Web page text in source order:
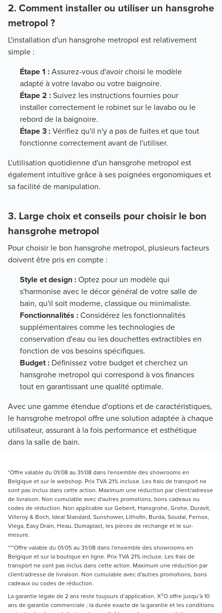
2. Comment installer ou utiliser un hansgrohe
metropol ?
L'installation d'un hansgrohe metropol est relativement
simple :
Étape 1 :Assurez-vous d'avoir choisi le modèle
adapté à votre lavabo ou votre baignoire.
Étape 2 :Suivez les instructions fournies pour
installer correctement le robinet sur le lavabo ou le
rebord de la baignoire.
Étape 3 :Vérifiez qu'il n'y a pas de fuites et que tout
fonctionne correctement avant de l'utiliser.
L'utilisation quotidienne d'un hansgrohe metropol est
également intuitive grâce à ses poignées ergonomiques et
sa facilité de manipulation.
3. Large choix et conseils pour choisir le bon
hansgrohe metropol
Pour choisir le bon hansgrohe metropol, plusieurs facteurs
doivent être pris en compte :
Style et design :Optez pour un modèle qui
s'harmonise avec le décor général de votre salle de
bain, qu'il soit moderne, classique ou minimaliste.
Fonctionnalités :Considérez les fonctionnalités
supplémentaires comme les technologies de
conservation d'eau ou les douchettes extractibles en
fonction de vos besoins spécifiques.
Budget : Définissez votre budget et cherchez un
hansgrohe metropol qui correspond à vos finances
tout en garantissant une qualité optimale.
Avec une gamme étendue d'options et de caractéristiques,
le hansgrohe metropol offre une solution adaptée à chaque
utilisateur, assurant à la fois performance et esthétique
dans la salle de bain.
*Offre valable du 01/08 au 31/08 dans l'ensemble des showrooms en
Belgique et sur le webshop. Prix TVA 21% incluse. Les frais de transport ne
sont pas inclus dans cette action. Maximum une réduction par client/adresse
de livraison. Non cumulable avec d'autres promotions, bons cadeaux ou
codes de réduction. Non applicable sur Geberit, Hansgrohe, Grohe, Duravit,
Villeroy & Boch, Ideal Standard, Sunshower, Lithofin, Burda, Soudal, Fernox,
Viega, Easy Drain, Heau, Dumaplast, les pièces de rechange et le sur-
mesure.
***Offre valable du 01/05 au 31/08 dans l'ensemble des showrooms en
Belgique et sur la boutique en ligne. Prix TVA 21% incluse. Les frais de
transport ne sont pas inclus dans cette action. Maximum une réduction par
client/adresse de livraison. Non cumulable avec d'autres promotions, bons
cadeaux ou codes de réduction.
La garantie légale de 2 ans reste toujours d’application. X²O offre jusqu’à 10
ans de garantie commerciale ; la durée exacte de la garantie et les conditions